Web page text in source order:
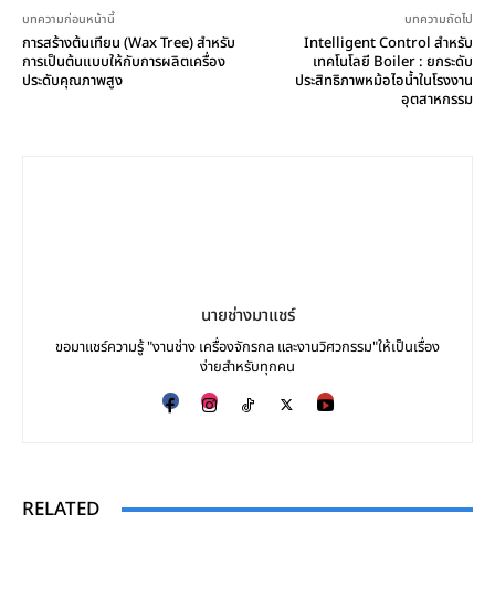
บทความก่อนหน้านี้
การสร้างต้นเทียน (Wax Tree) สำหรับ
การเป็นต้นแบบให้กับการผลิตเครื่อง
ประดับคุณภาพสูง
บทความถัดไป
Intelligent Control สำหรับ
เทคโนโลยี Boiler : ยกระดับ
ประสิทธิภาพหม้อไอน้ำในโรงงาน
อุตสาหกรรม
นายช่างมาแชร์
ขอมาแชร์ความรู้ "งานช่าง เครื่องจักรกล และงานวิศวกรรม"ให้เป็นเรื่อง
ง่ายสำหรับทุกคน
RELATED